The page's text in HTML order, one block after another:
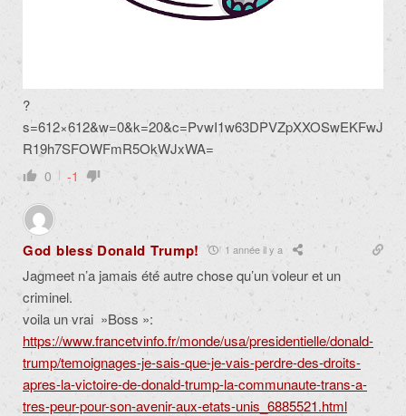
?
s=612×612&w=0&k=20&c=PvwI1w63DPVZpXXOSwEKFwJ
R19h7SFOWFmR5OkWJxWA=
0 -1
God bless Donald Trump! 1 année il y a
Jagmeet n’a jamais été autre chose qu’un voleur et un
criminel.
voila un vrai »Boss »:
https://www.francetvinfo.fr/monde/usa/presidentielle/donald-
trump/temoignages-je-sais-que-je-vais-perdre-des-droits-
apres-la-victoire-de-donald-trump-la-communaute-trans-a-
tres-peur-pour-son-avenir-aux-etats-unis_6885521.html